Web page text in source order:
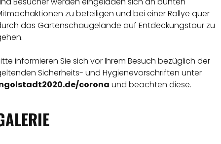
zu beteiligen und bei einer Rallye quer
das Gartenschaugelände auf Entdeckungstour zu
informieren Sie sich vor Ihrem Besuch bezüglich der
Sicherheits- und Hygienevorschriften unter
corona und beachten diese.